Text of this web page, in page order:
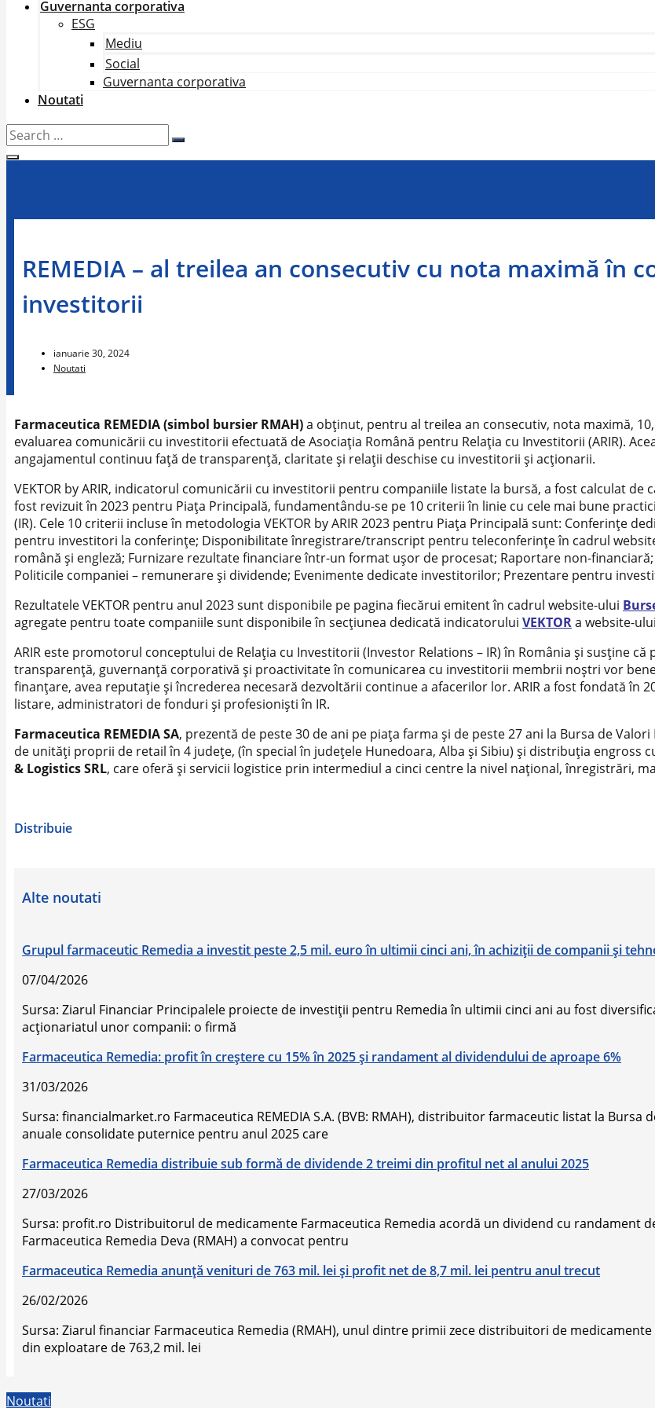
Guvernanta corporativa
ESG
Mediu
Social
Guvernanta corporativa
Noutati
Search
…
REMEDIA – al treilea an consecutiv cu nota maximă în
investitorii
ianuarie 30, 2024
Noutati
Farmaceutica REMEDIA (simbol bursier RMAH)a obținut, pentru al treilea an consecutiv, nota maximă,
evaluarea comunicării cu investitorii efectuată de Asociația Română pentru Relația cu Investitorii (ARIR).
angajamentul continuu față de transparență, claritate și relații deschise cu investitorii și acționarii.
VEKTOR by ARIR, indicatorul comunicării cu investitorii pentru companiile listate la bursă, a fost calculat de
fost revizuit în 2023 pentru Piața Principală, fundamentându-se pe 10 criterii în linie cu cele mai bune
(IR). Cele 10 criterii incluse în metodologia VEKTOR by ARIR 2023 pentru Piața Principală sunt: Conferințe
pentru investitori la conferințe; Disponibilitate înregistrare/transcript pentru teleconferințe în cadrul
română și engleză; Furnizare rezultate financiare într-un format ușor de procesat; Raportare non-
Politicile companiei – remunerare și dividende; Evenimente dedicate investitorilor; Prezentare pentru
Rezultatele VEKTOR pentru anul 2023 sunt disponibile pe pagina fiecărui emitent în cadrul website-ului
agregate pentru toate companiile sunt disponibile în secțiunea dedicată indicatorului VEKTORa website-
ARIR este promotorul conceptului de Relaţia cu Investitorii (Investor Relations – IR) în România și susține
transparență, guvernanţă corporativă și proactivitate în comunicarea cu investitorii membrii noștri vor
finanțare, avea reputație și încrederea necesară dezvoltării continue a afacerilor lor. ARIR a fost fondată în
listare, administratori de fonduri și profesioniști în IR.
Farmaceutica REMEDIA SA, prezentă de peste 30 de ani pe piaţa farma și de peste 27 ani la Bursa de
de unități proprii de retail în 4 județe, (în special în județele Hunedoara, Alba și Sibiu) și distribuția engross
& Logistics SRL, care oferă și servicii logistice prin intermediul a cinci centre la nivel național, înregistrări,
Distribuie
Alte noutati
Grupul farmaceutic Remedia a investit peste 2,5 mil. euro în ultimii cinci ani, în achiziţii de companii şi
07/04/2026
Sursa: Ziarul Financiar Principalele proiecte de investiţii pentru Remedia în ultimii cinci ani au fost
acţionariatul unor companii: o firmă
Farmaceutica Remedia: profit în creștere cu 15% în 2025 și randament al dividendului de aproape 6%
31/03/2026
Sursa: financialmarket.ro Farmaceutica REMEDIA S.A. (BVB: RMAH), distribuitor farmaceutic listat la
anuale consolidate puternice pentru anul 2025 care
Farmaceutica Remedia distribuie sub formă de dividende 2 treimi din profitul net al anului 2025
27/03/2026
Sursa: profit.ro Distribuitorul de medicamente Farmaceutica Remedia acordă un dividend cu randament
Farmaceutica Remedia Deva (RMAH) a convocat pentru
Farmaceutica Remedia anunţă venituri de 763 mil. lei şi profit net de 8,7 mil. lei pentru anul trecut
26/02/2026
Sursa: Ziarul financiar Farmaceutica Remedia (RMAH), unul dintre primii zece distribuitori de
din exploatare de 763,2 mil. lei
Noutati